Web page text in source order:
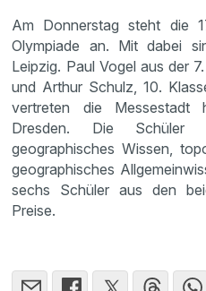
Am Donnerstag steht die
Olympiade an. Mit dabei
Leipzig. Paul Vogel aus der
und Arthur Schulz, 10.
vertreten die Messestadt
Dresden. Die Schüler
geographisches Wissen,
geographisches
sechs Schüler aus den
Preise.